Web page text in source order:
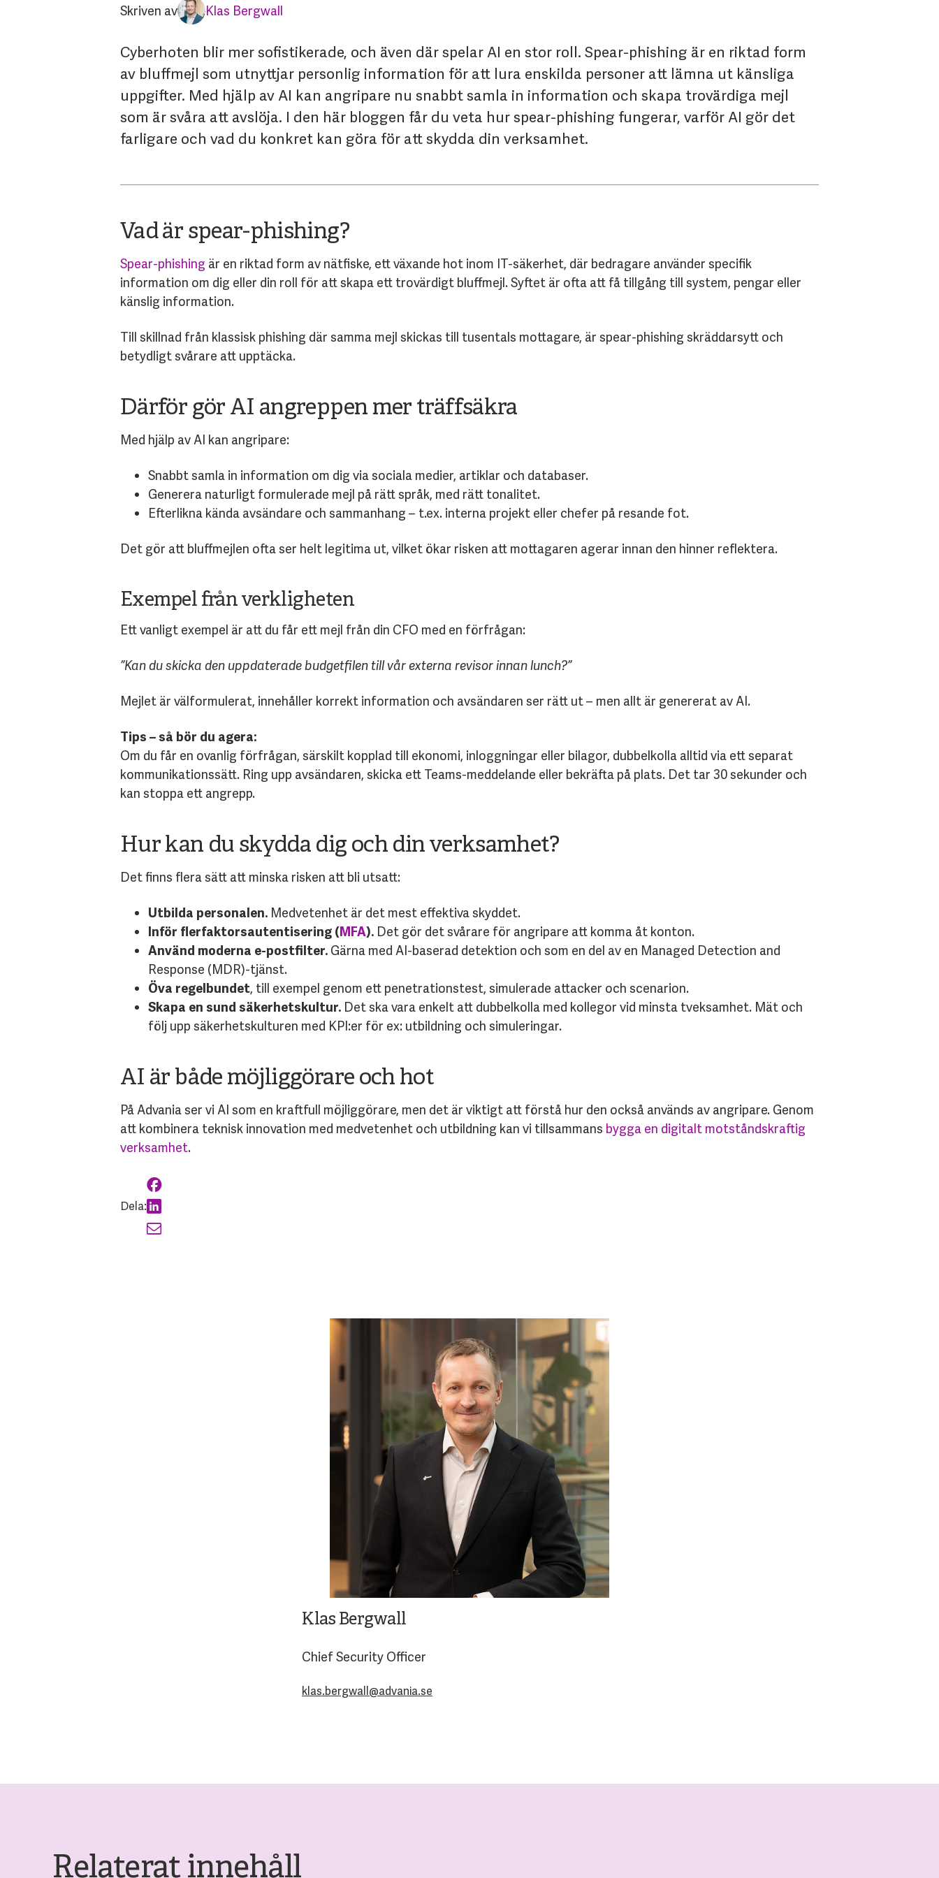
Skriven av Klas Bergwall
Cyberhoten blir mer sofistikerade, och även där spelar AI en stor roll. Spear-phishing är en riktad form
av bluffmejl som utnyttjar personlig information för att lura enskilda personer att lämna ut känsliga
uppgifter. Med hjälp av AI kan angripare nu snabbt samla in information och skapa trovärdiga mejl
som är svåra att avslöja. I den här bloggen får du veta hur spear-phishing fungerar, varför AI gör det
farligare och vad du konkret kan göra för att skydda din verksamhet.
Vad är spear-phishing?
Spear-phishing är en riktad form av nätfiske, ett växande hot inom IT-säkerhet, där bedragare använder specifik
information om dig eller din roll för att skapa ett trovärdigt bluffmejl. Syftet är ofta att få tillgång till system, pengar eller
känslig information.
Till skillnad från klassisk phishing där samma mejl skickas till tusentals mottagare, är spear-phishing skräddarsytt och
betydligt svårare att upptäcka.
Därför gör AI angreppen mer träffsäkra
Med hjälp av AI kan angripare:
Snabbt samla in information om dig via sociala medier, artiklar och databaser.
Generera naturligt formulerade mejl på rätt språk, med rätt tonalitet.
Efterlikna kända avsändare och sammanhang – t.ex. interna projekt eller chefer på resande fot.
Det gör att bluffmejlen ofta ser helt legitima ut, vilket ökar risken att mottagaren agerar innan den hinner reflektera.
Exempel från verkligheten
Ett vanligt exempel är att du får ett mejl från din CFO med en förfrågan:
”Kan du skicka den uppdaterade budgetfilen till vår externa revisor innan lunch?”
Mejlet är välformulerat, innehåller korrekt information och avsändaren ser rätt ut – men allt är genererat av AI.
Tips – så bör du agera:
Om du får en ovanlig förfrågan, särskilt kopplad till ekonomi, inloggningar eller bilagor, dubbelkolla alltid via ett separat
kommunikationssätt. Ring upp avsändaren, skicka ett Teams-meddelande eller bekräfta på plats. Det tar 30 sekunder och
kan stoppa ett angrepp.
Hur kan du skydda dig och din verksamhet?
Det finns flera sätt att minska risken att bli utsatt:
Utbilda personalen. Medvetenhet är det mest effektiva skyddet.
Inför flerfaktorsautentisering (MFA). Det gör det svårare för angripare att komma åt konton.
Använd moderna e-postfilter. Gärna med AI-baserad detektion och som en del av en Managed Detection and
Response (MDR)-tjänst.
Öva regelbundet, till exempel genom ett penetrationstest, simulerade attacker och scenarion.
Skapa en sund säkerhetskultur. Det ska vara enkelt att dubbelkolla med kollegor vid minsta tveksamhet. Mät och
följ upp säkerhetskulturen med KPI:er för ex: utbildning och simuleringar.
AI är både möjliggörare och hot
På Advania ser vi AI som en kraftfull möjliggörare, men det är viktigt att förstå hur den också används av angripare. Genom
att kombinera teknisk innovation med medvetenhet och utbildning kan vi tillsammans bygga en digitalt motståndskraftig
verksamhet.
Dela:
Klas Bergwall
Chief Security Officer
klas.bergwall@advania.se
Relaterat innehåll